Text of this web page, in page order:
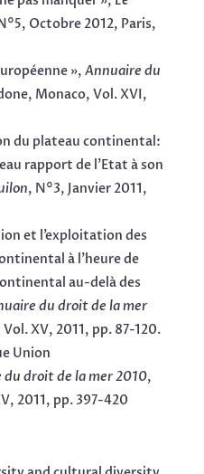
Octobre 2012, Paris,
», Annuaire du
Monaco, Vol. XVI,
du plateau continental:
rapport de l’Etat à son
, N°3, Janvier 2011,
et l’exploitation des
à l’heure de
au-delà des
du droit de la mer
XV, 2011, pp. 87-120.
Union
du droit de la mer 2010,
2011, pp. 397-420